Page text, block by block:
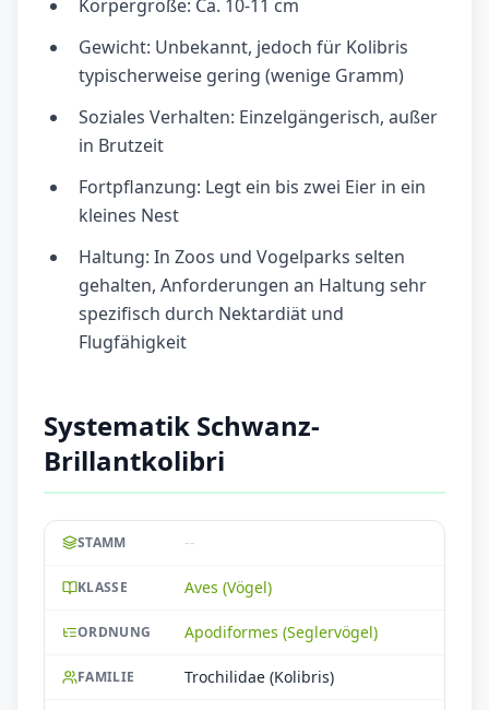
Körpergröße: Ca. 10-11 cm
Gewicht: Unbekannt, jedoch für Kolibris
typischerweise gering (wenige Gramm)
Soziales Verhalten: Einzelgängerisch, außer
in Brutzeit
Fortpflanzung: Legt ein bis zwei Eier in ein
kleines Nest
Haltung: In Zoos und Vogelparks selten
gehalten, Anforderungen an Haltung sehr
spezifisch durch Nektardiät und
Flugfähigkeit
Systematik Schwanz-
Brillantkolibri
STAMM --
KLASSE Aves (Vögel)
ORDNUNG Apodiformes (Seglervögel)
FAMILIE Trochilidae (Kolibris)